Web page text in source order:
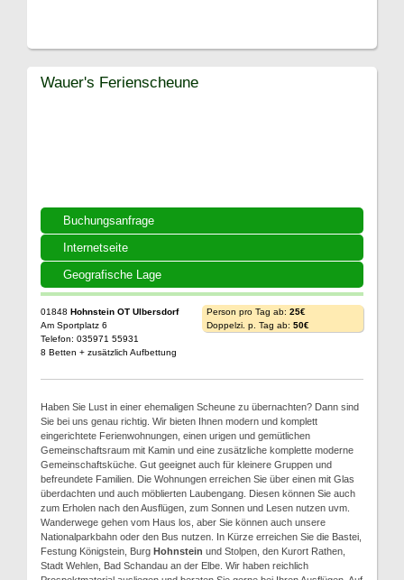
Buchungsanfrage
Internetseite
Geografische Lage
Wauer's Ferienscheune
01848 Hohnstein OT Ulbersdorf
Am Sportplatz 6
Telefon: 035971 55931
8 Betten + zusätzlich Aufbettung
Person pro Tag ab: 25€
Doppelzi. p. Tag ab: 50€
Haben Sie Lust in einer ehemaligen Scheune zu übernachten? Dann sind
Sie bei uns genau richtig. Wir bieten Ihnen modern und komplett
eingerichtete Ferienwohnungen, einen urigen und gemütlichen
Gemeinschaftsraum mit Kamin und eine zusätzliche komplette moderne
Gemeinschaftsküche. Gut geeignet auch für kleinere Gruppen und
befreundete Familien. Die Wohnungen erreichen Sie über einen mit Glas
überdachten und auch möblierten Laubengang. Diesen können Sie auch
zum Erholen nach den Ausflügen, zum Sonnen und Lesen nutzen uvm.
Wanderwege gehen vom Haus los, aber Sie können auch unsere
Nationalparkbahn oder den Bus nutzen. In Kürze erreichen Sie die Bastei,
Festung Königstein, Burg Hohnstein und Stolpen, den Kurort Rathen,
Stadt Wehlen, Bad Schandau an der Elbe. Wir haben reichlich